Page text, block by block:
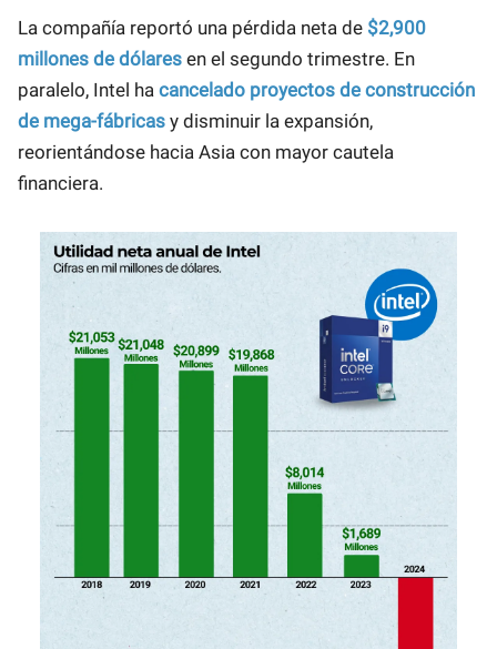
La compañía reportó una pérdida neta de $2,900
millones de dólares en el segundo trimestre. En
paralelo, Intel ha cancelado proyectos de construcción
de mega-fábricas y disminuir la expansión,
reorientándose hacia Asia con mayor cautela
financiera.